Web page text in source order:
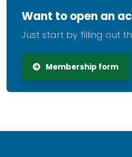
Want to open an
Just start by filling out
Membership form